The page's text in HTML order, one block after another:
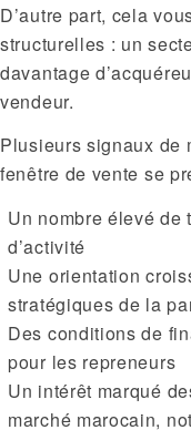
D’autre part, cela
structurelles : un
davantage
vendeur.
Plusieurs signaux de
fenêtre de vente se
Un nombre élevé de
d’activité
Une orientation
stratégiques de la
Des conditions de
pour les repreneurs
Un intérêt marqué
marché marocain,